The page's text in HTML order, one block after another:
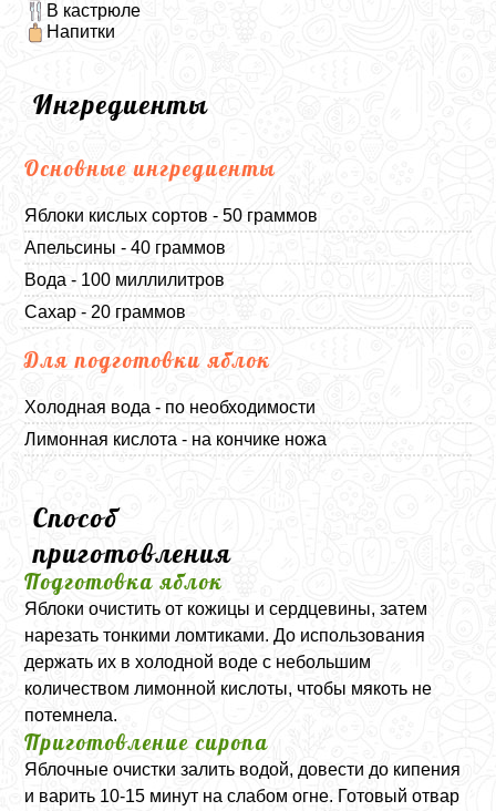
В кастрюле
Напитки
Ингредиенты
Основные ингредиенты
Яблоки кислых сортов - 50 граммов
Апельсины - 40 граммов
Вода - 100 миллилитров
Сахар - 20 граммов
Для подготовки яблок
Холодная вода - по необходимости
Лимонная кислота - на кончике ножа
Способ
приготовления
Подготовка яблок
Яблоки очистить от кожицы и сердцевины, затем
нарезать тонкими ломтиками. До использования
держать их в холодной воде с небольшим
количеством лимонной кислоты, чтобы мякоть не
потемнела.
Приготовление сиропа
Яблочные очистки залить водой, довести до кипения
и варить 10-15 минут на слабом огне. Готовый отвар